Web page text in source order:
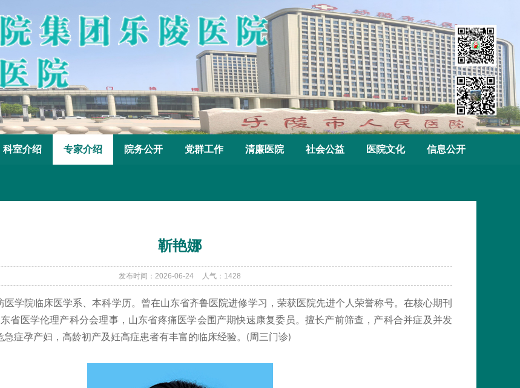
科室介绍 专家介绍 院务公开 党群工作 清廉医院 社会公益 医院文化 信息公开
靳艳娜
发布时间：2026-06-24 人气： 1428
医学院临床医学系、本科学历。曾在山东省齐鲁医院进修学习，荣获医院先进个人荣誉称号。在核心期刊
省医学伦理产科分会理事，山东省疼痛医学会围产期快速康复委员。擅长产前筛查，产科合并症及并发
症孕产妇，高龄初产及妊高症患者有丰富的临床经验。 (周三门诊)